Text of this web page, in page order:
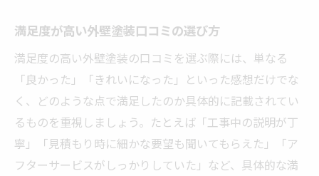
満足度が高い外壁塗装口コミの選び方
満足度の高い外壁塗装の口コミを選ぶ際には、単なる
「良かった」「きれいになった」といった感想だけでな
く、どのような点で満足したのか具体的に記載されてい
るものを重視しましょう。たとえば「工事中の説明が丁
寧」「見積もり時に細かな要望も聞いてもらえた」「ア
フターサービスがしっかりしていた」など、具体的な満